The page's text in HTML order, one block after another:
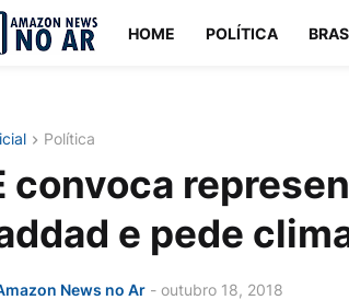
HOME POLÍTICA
Política
convoca
e pede
News no Ar - outubro 18, 2018